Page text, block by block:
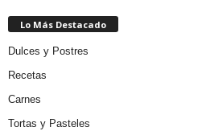
Lo Más Destacado
Dulces y Postres
Recetas
Carnes
Tortas y Pasteles